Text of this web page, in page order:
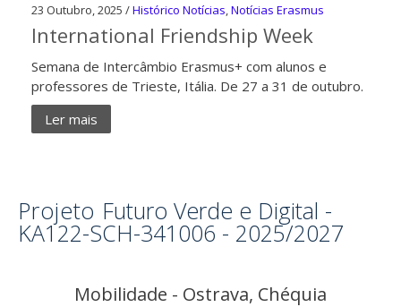
23 Outubro, 2025 /Histórico Notícias Notícias Erasmus
International Friendship Week
Semana de Intercâmbio Erasmus+ com alunos e
professores de Trieste, Itália. De 27 a 31 de outubro.
Ler mais
Projeto Futuro Verde e Digital -
KA122-SCH-341006 - 2025/2027
Mobilidade - Ostrava, Chéquia